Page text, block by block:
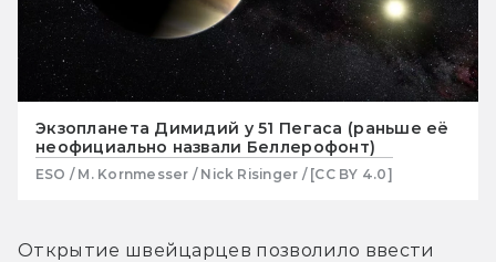
Экзопланета Димидий у 51 Пегаса (раньше её
неофициально назвали Беллерофонт)
ESO / M. Kornmesser / Nick Risinger / [CC BY 4.0]
Открытие швейцарцев позволило ввести